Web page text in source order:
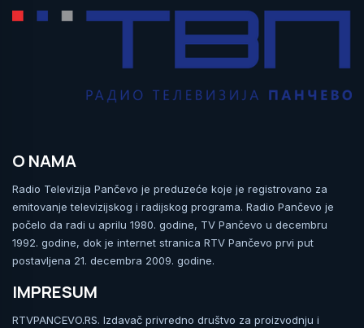
O NAMA
Radio Televizija Pančevo je preduzeće koje je registrovano za
emitovanje televizijskog i radijskog programa. Radio Pančevo je
počelo da radi u aprilu 1980. godine, TV Pančevo u decembru
1992. godine, dok je internet stranica RTV Pančevo prvi put
postavljena 21. decembra 2009. godine.
IMPRESUM
RTVPANCEVO.RS. Izdavač privredno društvo za proizvodnju i